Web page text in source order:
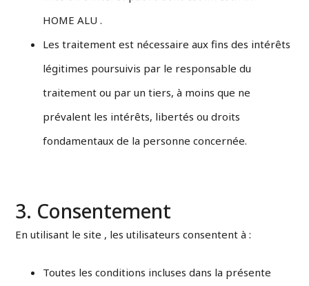
HOME ALU .
Les traitement est nécessaire aux fins des intérêts
légitimes poursuivis par le responsable du
traitement ou par un tiers, à moins que ne
prévalent les intérêts, libertés ou droits
fondamentaux de la personne concernée.
3. Consentement
En utilisant le site , les utilisateurs consentent à :
Toutes les conditions incluses dans la présente